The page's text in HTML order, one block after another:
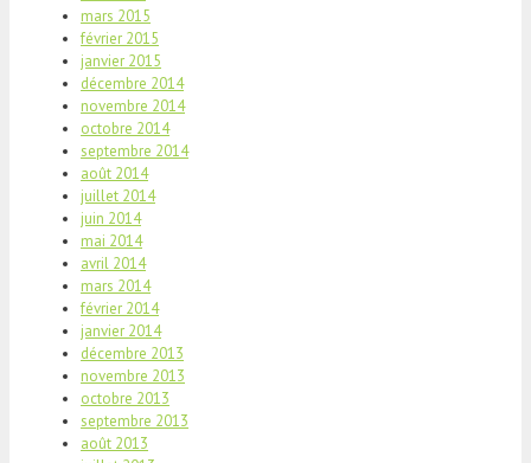
mars 2015
février 2015
janvier 2015
décembre 2014
novembre 2014
octobre 2014
septembre 2014
août 2014
juillet 2014
juin 2014
mai 2014
avril 2014
mars 2014
février 2014
janvier 2014
décembre 2013
novembre 2013
octobre 2013
septembre 2013
août 2013